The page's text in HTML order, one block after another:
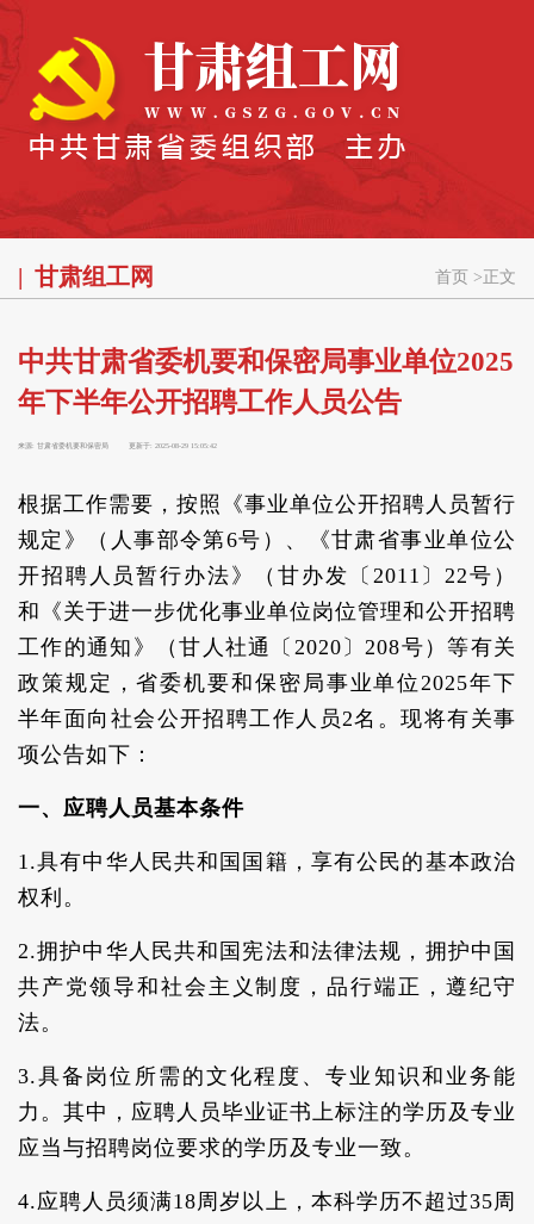
甘肃组工网 首页 > 正文
中共甘肃省委机要和保密局事业单位2025
年下半年公开招聘工作人员公告
来源: 甘肃省委机要和保密局 更新于: 2025-08-29 15:05:42
根据工作需要，按照《事业单位公开招聘人员暂行
规定》（人事部令第6号）、《甘肃省事业单位公
开招聘人员暂行办法》（甘办发〔2011〕22号）
和《关于进一步优化事业单位岗位管理和公开招聘
工作的通知》（甘人社通〔2020〕208号）等有关
政策规定，省委机要和保密局事业单位2025年下
半年面向社会公开招聘工作人员2名。现将有关事
项公告如下：
一、应聘人员基本条件
1.具有中华人民共和国国籍，享有公民的基本政治
权利。
2.拥护中华人民共和国宪法和法律法规，拥护中国
共产党领导和社会主义制度，品行端正，遵纪守
法。
3.具备岗位所需的文化程度、专业知识和业务能
力。其中，应聘人员毕业证书上标注的学历及专业
应当与招聘岗位要求的学历及专业一致。
4.应聘人员须满18周岁以上，本科学历不超过35周